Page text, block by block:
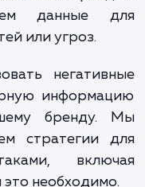
этих
с вашей
стратегией.
в
и адаптируем